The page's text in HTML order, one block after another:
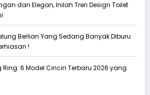
dan Elegan, Inilah Tren Design Toilet
Berlian Yang Sedang Banyak Diburu
!
6 Model Cincin Terbaru 2026 yang